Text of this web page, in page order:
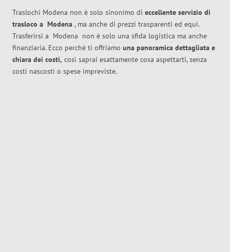
Traslochi Modena non è solo sinonimo di eccellente servizio di
trasloco a Modena , ma anche di prezzi trasparenti ed equi.
Trasferirsi a Modena non è solo una sfida logistica ma anche
finanziaria. Ecco perché ti offriamo una panoramica dettagliata e
chiara dei costi, così saprai esattamente cosa aspettarti, senza
costi nascosti o spese impreviste.